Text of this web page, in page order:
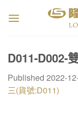
D011-D002-
Published 2022-
三(貨號:D011)